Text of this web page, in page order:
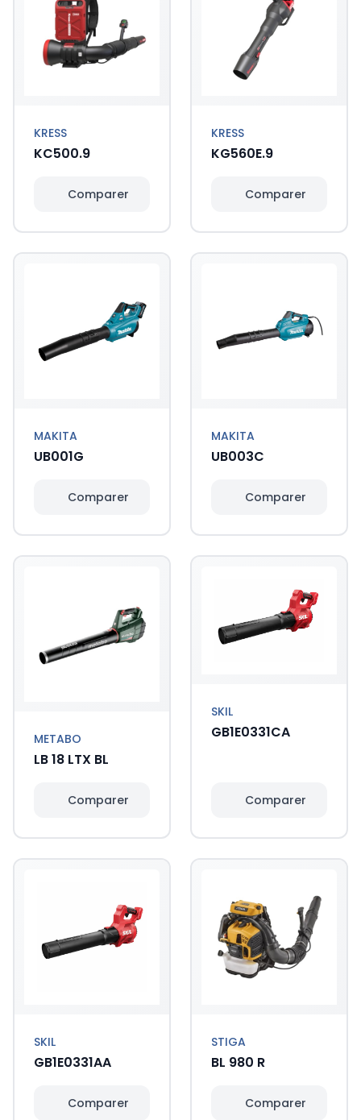
KRESS
KC500.9
Comparer
KRESS
KG560E.9
Comparer
MAKITA
UB001G
Comparer
MAKITA
UB003C
Comparer
METABO
LB 18 LTX BL
Comparer
SKIL
GB1E0331CA
Comparer
SKIL
GB1E0331AA
Comparer
STIGA
BL 980 R
Comparer